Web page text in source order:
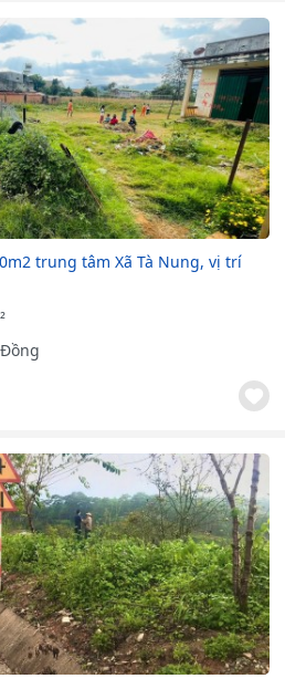
trung tâm Xã Tà Nung, vị trí